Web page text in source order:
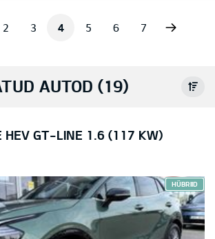
2 3 4 5 6 7
AUTOD (19)
HEV GT-LINE 1.6 (117 KW)
HÜBRIID